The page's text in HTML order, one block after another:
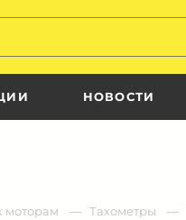
НОВОСТИ
моторам Тахометры